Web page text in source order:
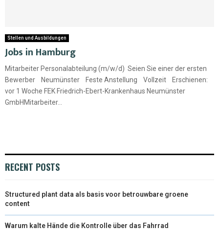
Stellen und Ausbildungen
Jobs in Hamburg
Mitarbeiter Personalabteilung (m/w/d) Seien Sie einer der ersten
Bewerber Neumünster Feste Anstellung Vollzeit Erschienen:
vor 1 Woche FEK Friedrich-Ebert-Krankenhaus Neumünster
GmbHMitarbeiter...
RECENT POSTS
Structured plant data als basis voor betrouwbare groene
content
Warum kalte Hände die Kontrolle über das Fahrrad